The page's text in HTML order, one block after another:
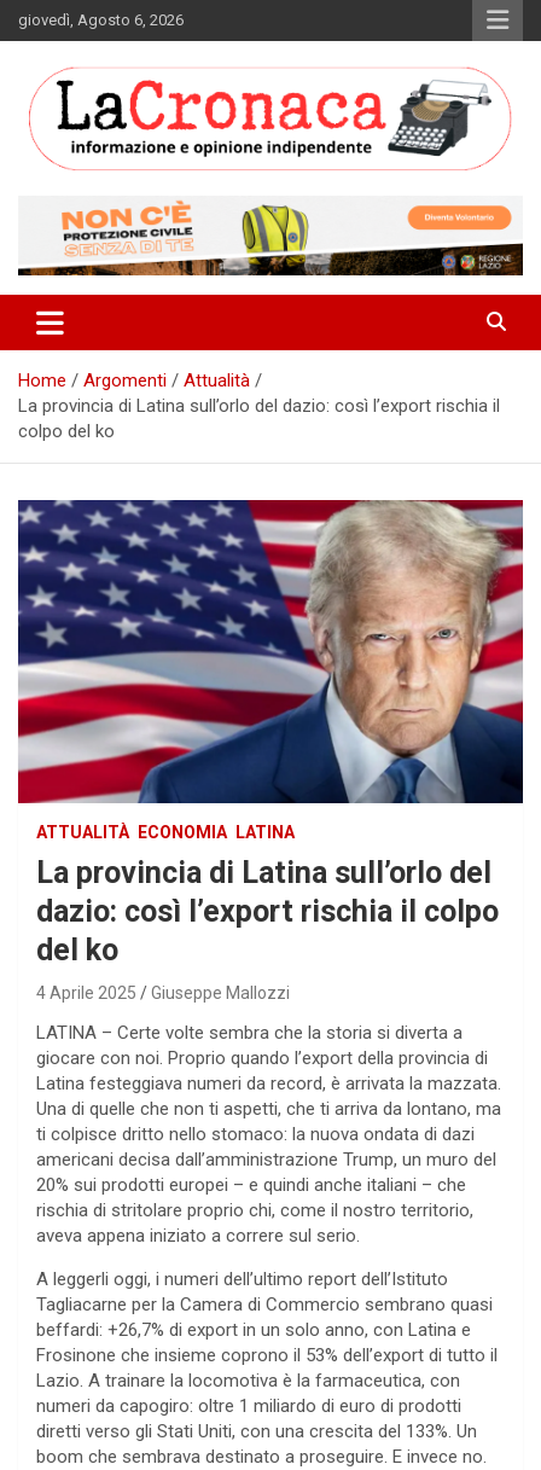
Skip
to
giovedì, Agosto 6, 2026
La Cronaca Quotidiano
Home Argomenti
Attualità
La provincia di Latina sull’orlo del dazio: così l’export rischia il
colpo del ko
ATTUALITÀ ECONOMIA LATINA
La provincia di Latina sull’orlo del
dazio: così l’export rischia il colpo
del ko
4 Aprile 2025 Giuseppe Mallozzi
LATINA – Certe volte sembra che la storia si diverta a
giocare con noi. Proprio quando l’export della provincia di
Latina festeggiava numeri da record, è arrivata la mazzata.
Una di quelle che non ti aspetti, che ti arriva da lontano, ma
ti colpisce dritto nello stomaco: la nuova ondata di dazi
americani decisa dall’amministrazione Trump, un muro del
20% sui prodotti europei – e quindi anche italiani – che
rischia di stritolare proprio chi, come il nostro territorio,
aveva appena iniziato a correre sul serio.
A leggerli oggi, i numeri dell’ultimo report dell’Istituto
Tagliacarne per la Camera di Commercio sembrano quasi
beffardi: +26,7% di export in un solo anno, con Latina e
Frosinone che insieme coprono il 53% dell’export di tutto il
Lazio. A trainare la locomotiva è la farmaceutica, con
numeri da capogiro: oltre 1 miliardo di euro di prodotti
diretti verso gli Stati Uniti, con una crescita del 133%. Un
boom che sembrava destinato a proseguire. E invece no.